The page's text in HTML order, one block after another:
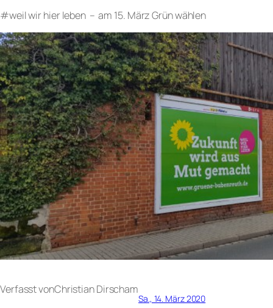
#weil wir hier leben – am 15. März Grün wählen
Verfasst vonChristian Dirscham
Sa., 14. März 2020